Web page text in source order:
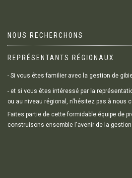
NOUS RECHERCHONS
REPRÉSENTANTS RÉGIONAUX
- Si vous êtes familier avec la gestion de
- et si vous êtes intéressé par la
ou au niveau régional, n'hésitez pas à nous
Faites partie de cette formidable équipe de
construisons ensemble l'avenir de la